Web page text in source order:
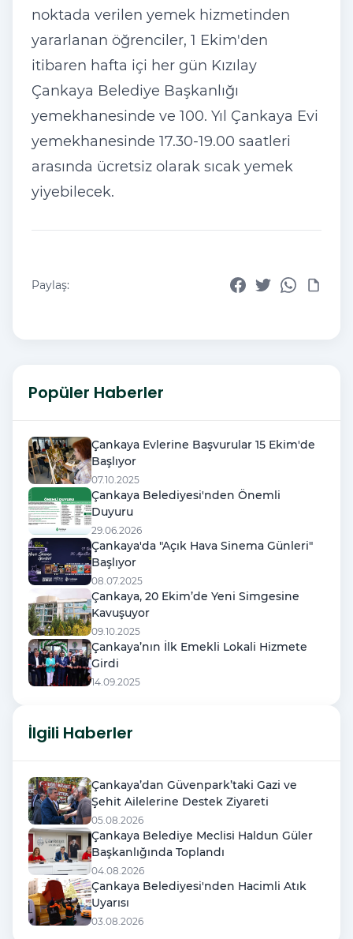
noktada verilen yemek hizmetinden
yararlanan öğrenciler, 1 Ekim'den
itibaren hafta içi her gün Kızılay
Çankaya Belediye Başkanlığı
yemekhanesinde ve 100. Yıl Çankaya Evi
yemekhanesinde 17.30-19.00 saatleri
arasında ücretsiz olarak sıcak yemek
yiyebilecek.
Paylaş:
Popüler Haberler
Çankaya Evlerine Başvurular 15 Ekim'de
Başlıyor
07.10.2025
Çankaya Belediyesi'nden Önemli
Duyuru
29.06.2026
Çankaya'da "Açık Hava Sinema Günleri"
Başlıyor
08.07.2025
Çankaya, 20 Ekim’de Yeni Simgesine
Kavuşuyor
09.10.2025
Çankaya’nın İlk Emekli Lokali Hizmete
Girdi
14.09.2025
İlgili Haberler
Çankaya’dan Güvenpark’taki Gazi ve
Şehit Ailelerine Destek Ziyareti
05.08.2026
Çankaya Belediye Meclisi Haldun Güler
Başkanlığında Toplandı
04.08.2026
Çankaya Belediyesi'nden Hacimli Atık
Uyarısı
03.08.2026